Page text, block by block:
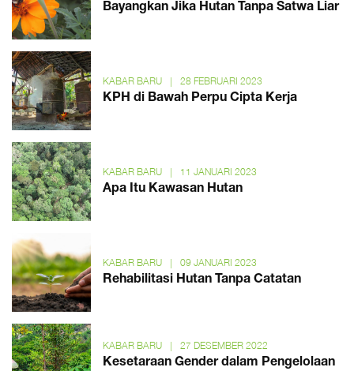
Bayangkan Jika Hutan Tanpa Satwa Liar
KABAR BARU | 28 FEBRUARI 2023
KPH di Bawah Perpu Cipta Kerja
KABAR BARU | 11 JANUARI 2023
Apa Itu Kawasan Hutan
KABAR BARU | 09 JANUARI 2023
Rehabilitasi Hutan Tanpa Catatan
KABAR BARU | 27 DESEMBER 2022
Kesetaraan Gender dalam Pengelolaan